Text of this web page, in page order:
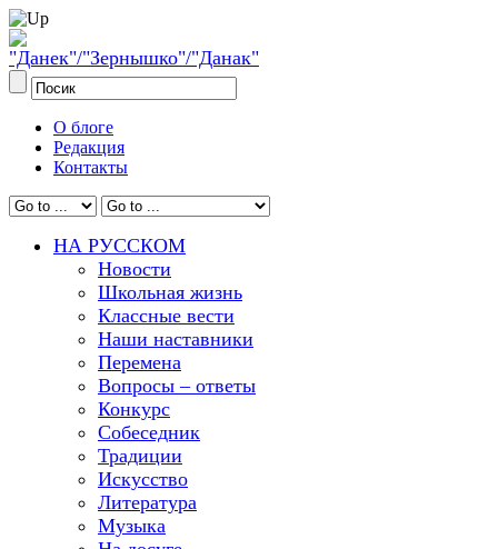
О блоге
Редакция
Контакты
НА РУССКОМ
Новости
Школьная жизнь
Классные вести
Наши наставники
Перемена
Вопросы – ответы
Конкурс
Собеседник
Традиции
Искусство
Литература
Музыка